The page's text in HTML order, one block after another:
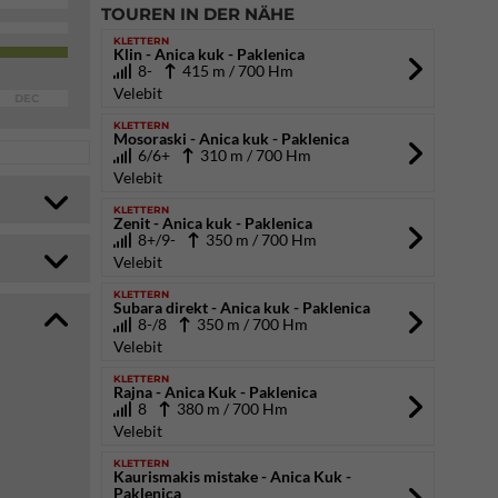
TOUREN IN DER NÄHE
KLETTERN
Klin - Anica kuk - Paklenica
8-
415 m / 700 Hm
Velebit
KLETTERN
Mosoraski - Anica kuk - Paklenica
6/6+
310 m / 700 Hm
Velebit
KLETTERN
Zenit - Anica kuk - Paklenica
8+/9-
350 m / 700 Hm
Velebit
KLETTERN
Subara direkt - Anica kuk - Paklenica
8-/8
350 m / 700 Hm
Velebit
KLETTERN
Rajna - Anica Kuk - Paklenica
8
380 m / 700 Hm
Velebit
KLETTERN
Kaurismakis mistake - Anica Kuk -
Paklenica